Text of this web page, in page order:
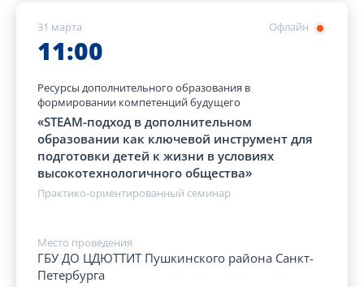
Офлайн
31 марта
11:00
Ресурсы дополнительного образования в
формировании компетенций будущего
«STEAM-подход в дополнительном
образовании как ключевой инструмент для
подготовки детей к жизни в условиях
высокотехнологичного общества»
Практико-ориентированный семинар
Место проведения
ГБУ ДО ЦДЮТТИТ Пушкинского района Санкт-
Петербурга